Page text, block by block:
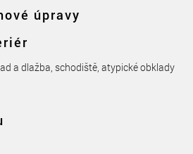
úpravy
a dlažba, schodiště, atypické obklady